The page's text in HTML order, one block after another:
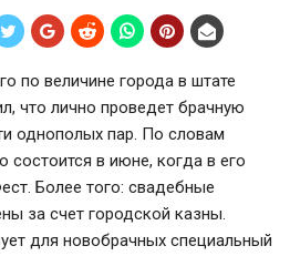
по величине города в штате
что лично проведет брачную
однополых пар. По словам
состоится в июне, когда в его
Более того: свадебные
за счет городской казны.
для новобрачных специальный